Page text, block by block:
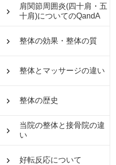
肩関節周囲炎(四十肩・五
十肩)についてのQandA
整体の効果・整体の質
整体とマッサージの違い
整体の歴史
当院の整体と接骨院の違
い
好転反応について